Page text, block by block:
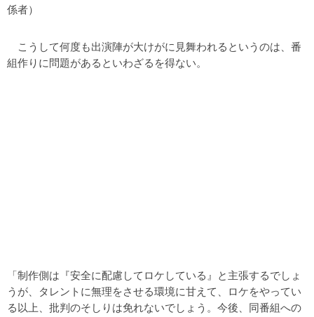
係者）
こうして何度も出演陣が大けがに見舞われるというのは、番
組作りに問題があるといわざるを得ない。
「制作側は『安全に配慮してロケしている』と主張するでしょ
うが、タレントに無理をさせる環境に甘えて、ロケをやってい
る以上、批判のそしりは免れないでしょう。今後、同番組への